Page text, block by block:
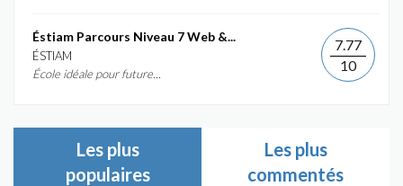
Éstiam Parcours Niveau 7 Web &...
ÉSTIAM
École idéale pour future...
7.77
10
Les plus
populaires
Les plus
commentés